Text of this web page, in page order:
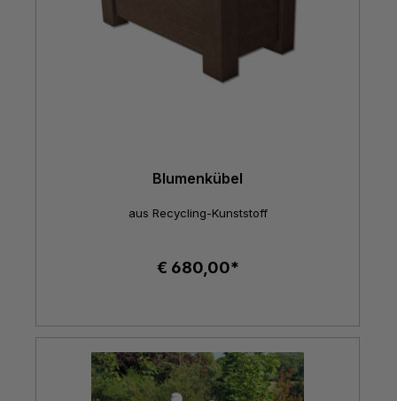
Blumenkübel
aus Recycling-Kunststoff
€ 680,00*